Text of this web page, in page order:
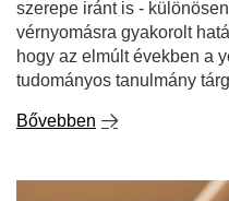
szerepe iránt is -
vérnyomásra gyakorolt
hogy az elmúlt években a
tudományos tanulmány
Bővebben